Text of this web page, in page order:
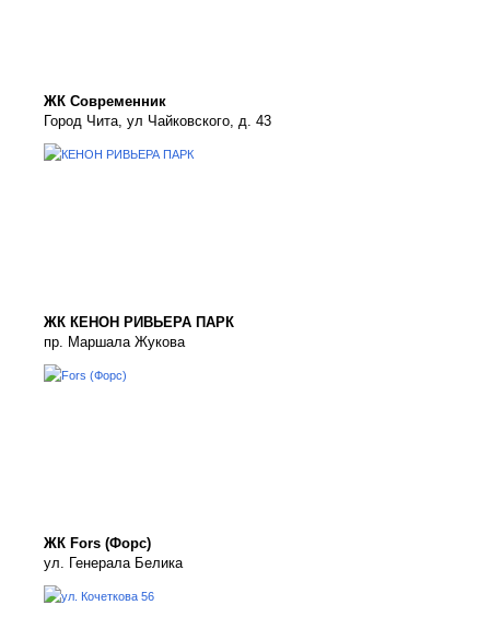
ЖК Современник
Город Чита, ул Чайковского, д. 43
ЖК КЕНОН РИВЬЕРА ПАРК
пр. Маршала Жукова
ЖК Fors (Форс)
ул. Генерала Белика